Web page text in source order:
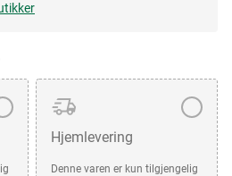
Hjemlevering
Denne varen er kun tilgjengelig